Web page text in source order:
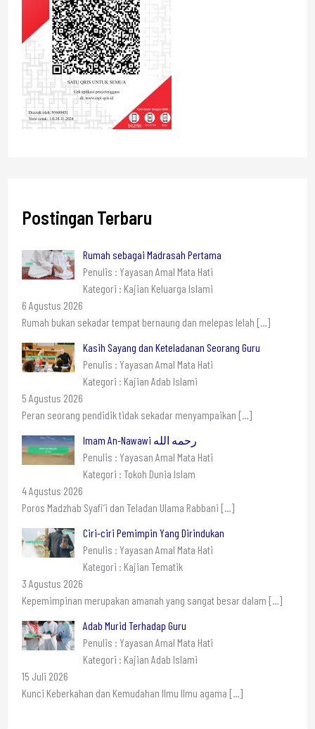
Postingan Terbaru
Rumah sebagai Madrasah Pertama
Penulis : Yayasan Amal Mata Hati
Kategori : Kajian Keluarga Islami
6 Agustus 2026
Rumah bukan sekadar tempat bernaung dan melepas lelah […]
Kasih Sayang dan Keteladanan Seorang Guru
Penulis : Yayasan Amal Mata Hati
Kategori : Kajian Adab Islami
5 Agustus 2026
Peran seorang pendidik tidak sekadar menyampaikan […]
Imam An-Nawawi رحمه الله
Penulis : Yayasan Amal Mata Hati
Kategori : Tokoh Dunia Islam
4 Agustus 2026
Poros Madzhab Syafi’i dan Teladan Ulama Rabbani […]
Ciri-ciri Pemimpin Yang Dirindukan
Penulis : Yayasan Amal Mata Hati
Kategori : Kajian Tematik
3 Agustus 2026
Kepemimpinan merupakan amanah yang sangat besar dalam […]
Adab Murid Terhadap Guru
Penulis : Yayasan Amal Mata Hati
Kategori : Kajian Adab Islami
15 Juli 2026
Kunci Keberkahan dan Kemudahan Ilmu Ilmu agama […]